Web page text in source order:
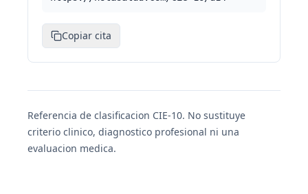
Copiar cita
Referencia de clasificacion CIE-10. No sustituye
criterio clinico, diagnostico profesional ni una
evaluacion medica.